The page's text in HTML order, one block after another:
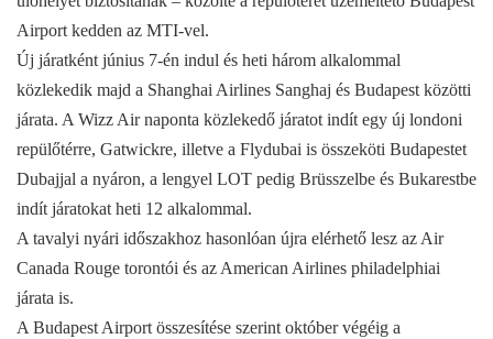
Airport kedden az MTI-vel.
Új járatként június 7-én indul és heti három alkalommal
közlekedik majd a Shanghai Airlines Sanghaj és Budapest közötti
járata. A Wizz Air naponta közlekedő járatot indít egy új londoni
repülőtérre, Gatwickre, illetve a Flydubai is összeköti Budapestet
Dubajjal a nyáron, a lengyel LOT pedig Brüsszelbe és Bukarestbe
indít járatokat heti 12 alkalommal.
A tavalyi nyári időszakhoz hasonlóan újra elérhető lesz az Air
Canada Rouge torontói és az American Airlines philadelphiai
járata is.
A Budapest Airport összesítése szerint október végéig a